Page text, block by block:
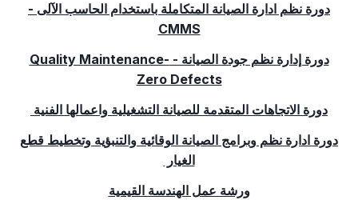
دورة نظم ادارة الصيانة المتكاملة باستخدام الحاسب الآلى -
CMMS
دورة إدارة نظم جودة الصيانة - Quality Maintenance-
Zero Defects
دورة الاتجاهات المتقدمة للصيانة التشغيلية واعمالها الفنية
دورة ادارة نظم وبرامج الصيانة الوقائية والتنبؤية وتخطيط قطع
الغيار
ورشة عمل الهندسة القيمية